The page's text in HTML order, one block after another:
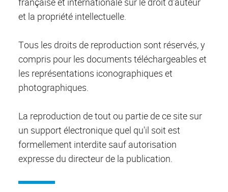
et la propriété intellectuelle.
Tous les droits de reproduction sont réservés, y
compris pour les documents téléchargeables et
les représentations iconographiques et
photographiques.
La reproduction de tout ou partie de ce site sur
un support électronique quel qu'il soit est
formellement interdite sauf autorisation
expresse du directeur de la publication.